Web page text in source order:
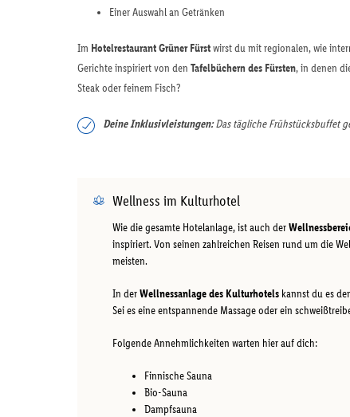
Einer Auswahl an Getränken
Im Hotelrestaurant Grüner Fürstwirst du mit regionalen, wie
Gerichte inspiriert von den Tafelbüchern des Fürsten, in denen
Steak oder feinem Fisch?
Deine Inklusivleistungen:Das tägliche Frühstücksbuffet
Wellness im Kulturhotel
Wie die gesamte Hotelanlage, ist auch der
inspiriert. Von seinen zahlreichen Reisen rund um die
meisten.
In derWellnessanlage des Kulturhotels kannst du es
Sei es eine entspannende Massage oder ein
Folgende Annehmlichkeiten warten hier auf dich:
Finnische Sauna
Bio-Sauna
Dampfsauna